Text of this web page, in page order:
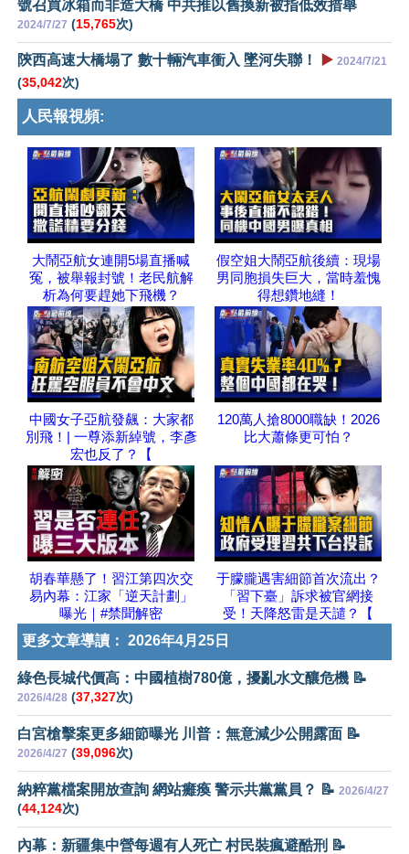
號召買冰箱而非造大橋 中共推以舊換新被指低效措舉
2024/7/27 (15,765次)
陝西高速大橋塌了 數十輛汽車衝入 墜河失聯！ ▶️ 2024/7/21
(35,042次)
人民報視頻:
大鬧亞航女連開5場直播喊
冤，被舉報封號！老民航解
析為何要趕她下飛機？
假空姐大鬧亞航後續：現場
男同胞損失巨大，當時羞愧
得想鑽地縫！
中國女子亞航發飆：大家都
別飛！| 一尊添新綽號，李彥
宏也反了？【
120萬人搶8000職缺！2026
比大蕭條更可怕？
胡春華懸了！習江第四次交
易內幕：江家「逆天計劃」
曝光｜#禁聞解密
于朦朧遇害細節首次流出？
「習下臺」訴求被官網接
受！天降怒雷是天譴？【
更多文章導讀： 2026年4月25日
綠色長城代價高：中國植樹780億，擾亂水文釀危機 📝
2026/4/28 (37,327次)
白宮槍擊案更多細節曝光 川普：無意減少公開露面 📝
2026/4/27 (39,096次)
納粹黨檔案開放查詢 網站癱瘓 警示共黨黨員？ 📝 2026/4/27
(44,124次)
內幕：新疆集中營每週有人死亡 村民裝瘋避酷刑 📝